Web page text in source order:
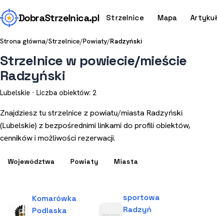
DobraStrzelnica.pl Strzelnice Mapa
Strona główna/Strzelnice/Powiaty/Radzyński
Strzelnice w powiecie/mieście
Radzyński
Lubelskie · Liczba obiektów: 2
Znajdziesz tu strzelnice z powiatu/miasta Radzyński
(Lubelskie) z bezpośrednimi linkami do profili obiektów,
cenników i możliwości rezerwacji.
Województwa Powiaty Miasta
Komarówka
Podlaska
sportowa
Radzyń